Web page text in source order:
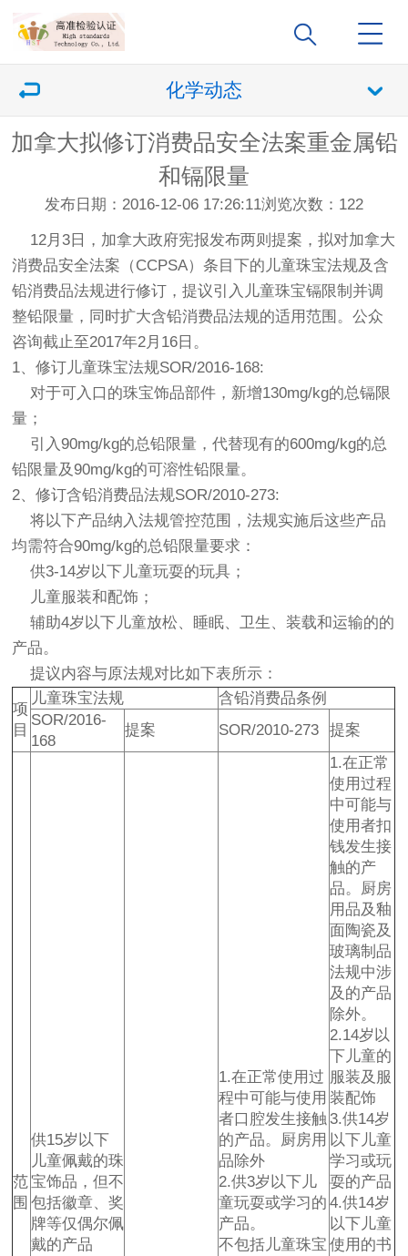
化学动态
加拿大拟修订消费品安全法案重金属铅
和镉限量
发布日期：2016-12-06 17:26:11浏览次数： 122
12月3日，加拿大政府宪报发布两则提案，拟对加拿大
消费品安全法案（CCPSA）条目下的儿童珠宝法规及含
铅消费品法规进行修订，提议引入儿童珠宝镉限制并调
整铅限量，同时扩大含铅消费品法规的适用范围。公众
咨询截止至2017年2月16日。
1、修订儿童珠宝法规SOR/2016-168:
对于可入口的珠宝饰品部件，新增130mg/kg的总镉限
量；
引入90mg/kg的总铅限量，代替现有的600mg/kg的总
铅限量及90mg/kg的可溶性铅限量。
2、修订含铅消费品法规SOR/2010-273:
将以下产品纳入法规管控范围，法规实施后这些产品
均需符合90mg/kg的总铅限量要求：
供3-14岁以下儿童玩耍的玩具；
儿童服装和配饰；
辅助4岁以下儿童放松、睡眠、卫生、装载和运输的的
产品。
提议内容与原法规对比如下表所示：
项
目
儿童珠宝法规
含铅消费品条例
SOR/2016-
168
提案 SOR/2010-273 提案
范
围
供15岁以下
儿童佩戴的珠
宝饰品，但不
包括徽章、奖
牌等仅偶尔佩
戴的产品
1.在正常使用过
程中可能与使用
者口腔发生接触
的产品。厨房用
品除外
2.供3岁以下儿
童玩耍或学习的
产品。
不包括儿童珠宝
1.在正常
使用过程
中可能与
使用者扣
钱发生接
触的产
品。厨房
用品及釉
面陶瓷及
玻璃制品
法规中涉
及的产品
除外。
2.14岁以
下儿童的
服装及服
装配饰
3.供14岁
以下儿童
学习或玩
耍的产品
4.供14岁
以下儿童
使用的书